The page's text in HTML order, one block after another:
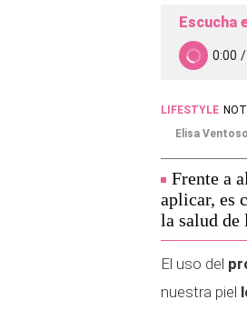
Escucha
LIFESTYLE
Elisa Ventoso
Frente a
aplicar, es
la salud de
El uso del
nuestra piel